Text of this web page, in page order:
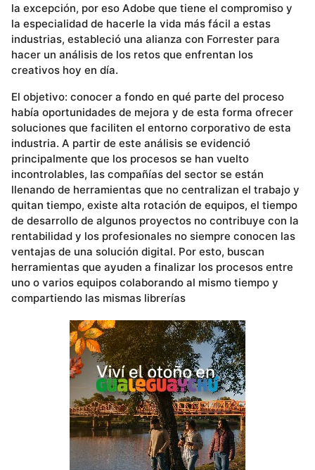
la excepción, por eso Adobe que tiene el compromiso y
la especialidad de hacerle la vida más fácil a estas
industrias, estableció una alianza con Forrester para
hacer un análisis de los retos que enfrentan los
creativos hoy en día.
El objetivo: conocer a fondo en qué parte del proceso
había oportunidades de mejora y de esta forma ofrecer
soluciones que faciliten el entorno corporativo de esta
industria. A partir de este análisis se evidenció
principalmente que los procesos se han vuelto
incontrolables, las compañías del sector se están
llenando de herramientas que no centralizan el trabajo y
quitan tiempo, existe alta rotación de equipos, el tiempo
de desarrollo de algunos proyectos no contribuye con la
rentabilidad y los profesionales no siempre conocen las
ventajas de una solución digital. Por esto, buscan
herramientas que ayuden a finalizar los procesos entre
uno o varios equipos colaborando al mismo tiempo y
compartiendo las mismas librerías